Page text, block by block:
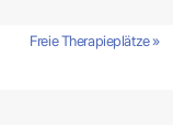
Freie Therapieplätze »